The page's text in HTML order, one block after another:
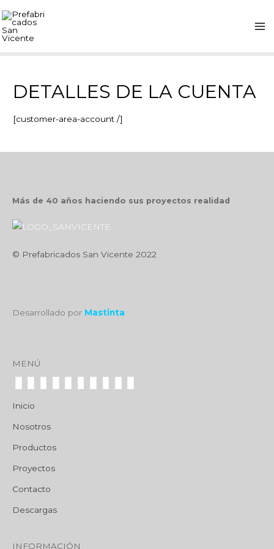
DETALLES DE LA CUENTA
[customer-area-account /]
Más de 40 años haciendo sus proyectos realidad
© Prefabricados San Vicente 2022
Desarrollado por Mastinta
MENÚ
Inicio
Nosotros
Productos
Proyectos
Contacto
Descargas
INFORMACIÓN